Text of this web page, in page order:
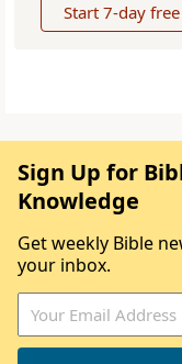
Start 7-day
Sign Up for
Knowledge
Get weekly Bible
your inbox.